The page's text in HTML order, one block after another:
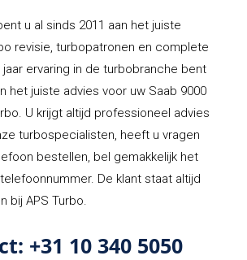
u al sinds 2011 aan het juiste
revisie, turbopatronen en complete
jaar ervaring in de turbobranche bent
het juiste advies voor uw Saab 9000
U krijgt altijd professioneel advies
turbospecialisten, heeft u vragen
bestellen, bel gemakkelijk het
De klant staat altijd
bij APS Turbo.
+31 10 340 5050